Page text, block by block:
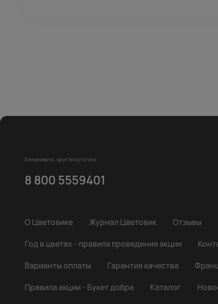
Ежедневно, круглосуточно
8 800 5559401
О Цветовике Журнал Цветовик Отзывы
Год в цветах - правила проведения акции
Варианты оплаты
Гарантия качества
Правила акции - Букет добра
Каталог